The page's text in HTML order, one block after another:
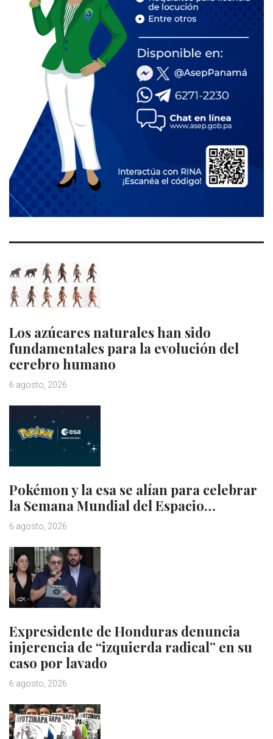
Los azúcares naturales han sido
fundamentales para la evolución del
cerebro humano
6 agosto, 2026
Pokémon y la esa se alían para celebrar
la Semana Mundial del Espacio…
6 agosto, 2026
Expresidente de Honduras denuncia
injerencia de “izquierda radical” en su
caso por lavado
6 agosto, 2026